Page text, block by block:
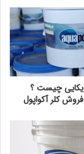
چیست ؟
کلر آکواپول